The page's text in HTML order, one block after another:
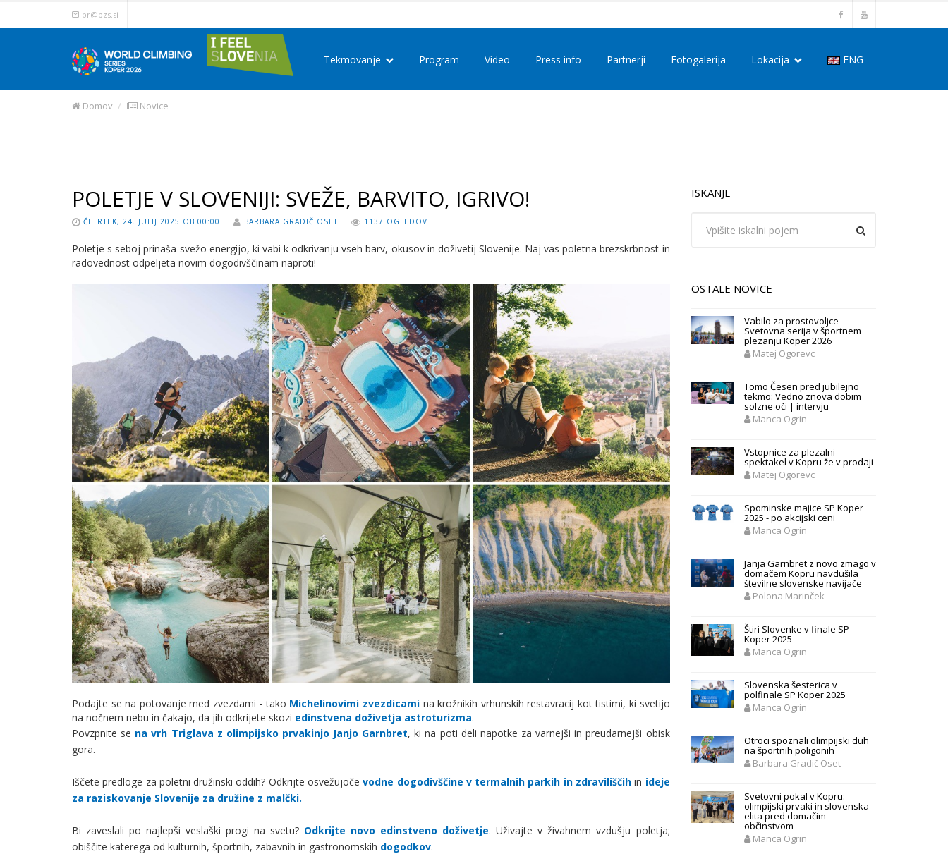
pr@pzs.si
Tekmovanje Program Video Press info Partnerji Fotogalerija Lokacija ENG
Domov Novice
POLETJE V SLOVENIJI: SVEŽE, BARVITO, IGRIVO!
ČETRTEK, 24. JULIJ 2025 OB 00:00 BARBARA GRADIČ OSET 1137 OGLEDOV
Poletje s seboj prinaša svežo energijo, ki vabi k odkrivanju vseh barv, okusov in doživetij Slovenije. Naj vas poletna brezskrbnost in
radovednost odpeljeta novim dogodivščinam naproti!
Podajte se na potovanje med zvezdami - tako Michelinovimi zvezdicami na krožnikih vrhunskih restavracij kot tistimi, ki svetijo
na nočnem nebu in čakajo, da jih odkrijete skozi edinstvena doživetja astroturizma.
Povzpnite se na vrh Triglava z olimpijsko prvakinjo Janjo Garnbret, ki na poti deli napotke za varnejši in preudarnejši obisk
gora.
Iščete predloge za poletni družinski oddih? Odkrijte osvežujočevodne dogodivščine v termalnih parkih in zdraviliščihin ideje
za raziskovanje Slovenije za družine z malčki.
Bi zaveslali po najlepši veslaški progi na svetu? Odkrijte novo edinstveno doživetje. Uživajte v živahnem vzdušju poletja;
obiščite katerega od kulturnih, športnih, zabavnih in gastronomskih dogodkov.
ISKANJE
OSTALE NOVICE
Vabilo za prostovoljce –
Svetovna serija v športnem
plezanju Koper 2026
Matej Ogorevc
Tomo Česen pred jubilejno
tekmo: Vedno znova dobim
solzne oči | intervju
Manca Ogrin
Vstopnice za plezalni
spektakel v Kopru že v prodaji
Matej Ogorevc
Spominske majice SP Koper
2025 - po akcijski ceni
Manca Ogrin
Janja Garnbret z novo zmago v
domačem Kopru navdušila
številne slovenske navijače
Polona Marinček
Štiri Slovenke v finale SP
Koper 2025
Manca Ogrin
Slovenska šesterica v
polfinale SP Koper 2025
Manca Ogrin
Otroci spoznali olimpijski duh
na športnih poligonih
Barbara Gradič Oset
Svetovni pokal v Kopru:
olimpijski prvaki in slovenska
elita pred domačim
občinstvom
Manca Ogrin